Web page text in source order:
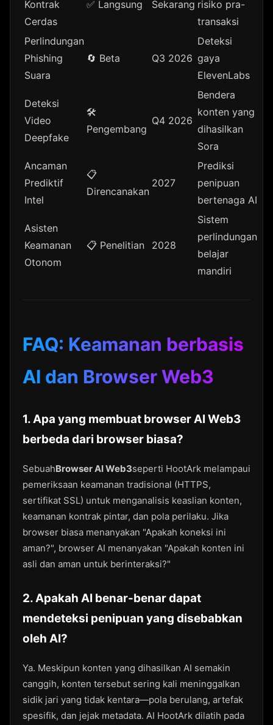
Kontrak
Cerdas
✅ Langsung Sekarang risiko pra-
transaksi
Perlindungan
Phishing
Suara
🔄 Beta Q3 2026
Deteksi
gaya
ElevenLabs
Deteksi
Video
Deepfake
🛠️
Pengembang
Q4 2026
Bendera
konten yang
dihasilkan
Sora
Ancaman
Prediktif
Intel
📋
Direncanakan
2027
Prediksi
penipuan
bertenaga AI
Asisten
Keamanan
Otonom
📋 Penelitian 2028
Sistem
perlindungan
belajar
mandiri
FAQ: Keamanan berbasis
AI dan Browser Web3
1. Apa yang membuat browser AI Web3
berbeda dari browser biasa?
SebuahBrowser AI Web3seperti HootArk melampaui
pemeriksaan keamanan tradisional (HTTPS,
sertifikat SSL) untuk menganalisis keaslian konten,
keamanan kontrak pintar, dan pola perilaku. Jika
browser biasa menanyakan "Apakah koneksi ini
aman?", browser AI menanyakan "Apakah konten ini
asli dan aman untuk berinteraksi?"
2. Apakah AI benar-benar dapat
mendeteksi penipuan yang disebabkan
oleh AI?
Ya. Meskipun konten yang dihasilkan AI semakin
canggih, konten tersebut sering kali meninggalkan
sidik jari yang tidak kentara—pola berulang, artefak
spesifik, dan jejak metadata. AI HootArk dilatih pada